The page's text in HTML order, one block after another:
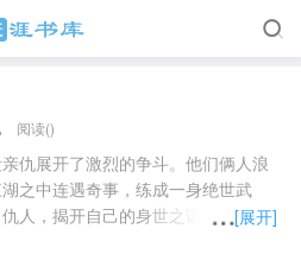
阅读()
仇展开了激烈的争斗。他们俩人浪
之中连遇奇事，练成一身绝世武
人，揭开自己的身世之谜。故事情
魂……
[展开]